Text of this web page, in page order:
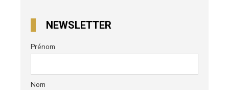
NEWSLETTER
Prénom
Nom